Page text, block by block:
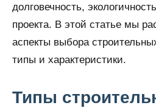
долговечность,
проекта. В этой статье мы
аспекты выбора
типы и характеристики.
Типы